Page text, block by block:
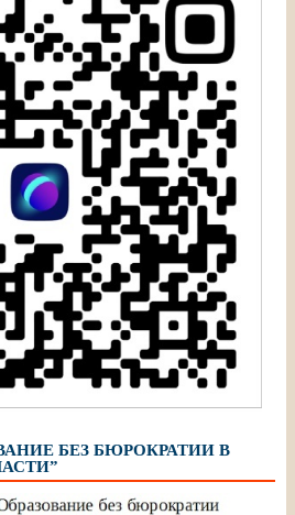
БЕЗ БЮРОКРАТИИ В